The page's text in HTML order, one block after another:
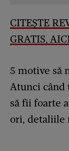
CITEȘTE
GRATIS,
5 motive să
Atunci când
să fii foarte
ori, detaliile